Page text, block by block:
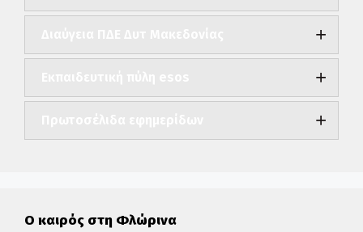
Ο καιρός στη Φλώρινα